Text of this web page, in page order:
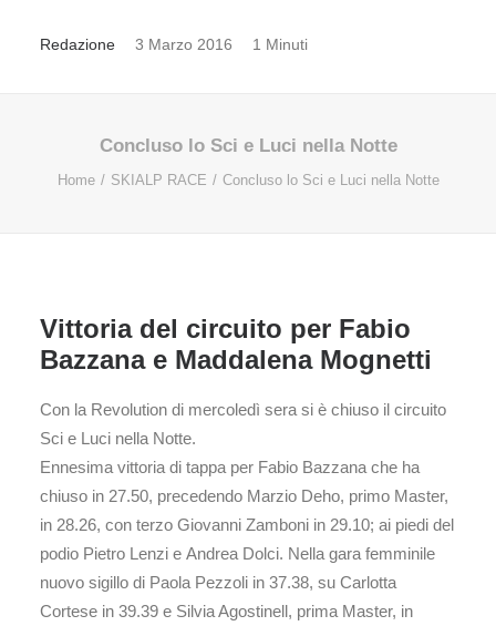
Redazione 3 Marzo 2016 1 Minuti
Concluso lo Sci e Luci nella Notte
Home SKIALP RACE Concluso lo Sci e Luci nella Notte
Vittoria del circuito per Fabio
Bazzana e Maddalena Mognetti
Con la Revolution di mercoledì sera si è chiuso il circuito
Sci e Luci nella Notte.
Ennesima vittoria di tappa per Fabio Bazzana che ha
chiuso in 27.50, precedendo Marzio Deho, primo Master,
in 28.26, con terzo Giovanni Zamboni in 29.10; ai piedi del
podio Pietro Lenzi e Andrea Dolci. Nella gara femminile
nuovo sigillo di Paola Pezzoli in 37.38, su Carlotta
Cortese in 39.39 e Silvia Agostinell, prima Master, in